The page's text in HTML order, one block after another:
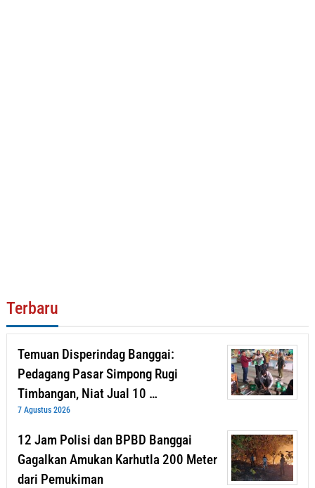
Terbaru
Temuan Disperindag Banggai:
Pedagang Pasar Simpong Rugi
Timbangan, Niat Jual 10 …
7 Agustus 2026
12 Jam Polisi dan BPBD Banggai
Gagalkan Amukan Karhutla 200 Meter
dari Pemukiman